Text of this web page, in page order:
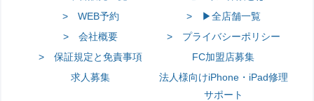
> WEB予約
> ▶全店舗一覧
> 会社概要
> プライバシーポリシー
> 保証規定と免責事項
FC加盟店募集
求人募集
法人様向けiPhone・iPad修理
サポート